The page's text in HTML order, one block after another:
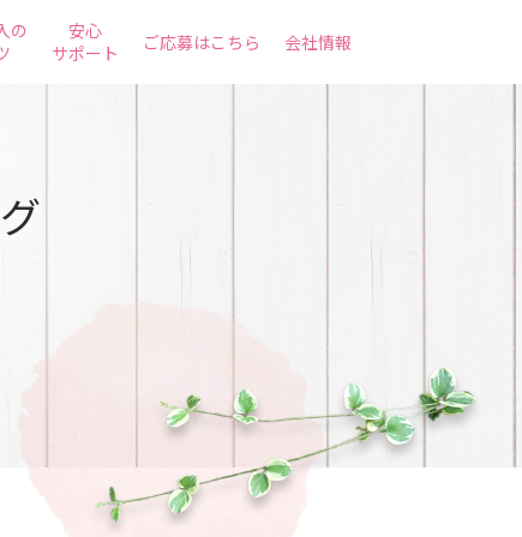
の
安心
サポート
ご応募はこちら 会社情報